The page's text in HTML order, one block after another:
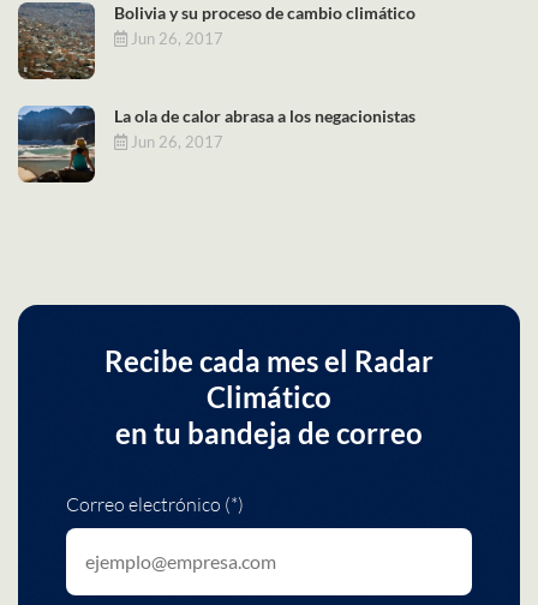
Bolivia y su proceso de cambio climático
Jun 26, 2017
La ola de calor abrasa a los negacionistas
Jun 26, 2017
Recibe cada mes el Radar
Climático
en tu bandeja de correo
Correo electrónico (*)